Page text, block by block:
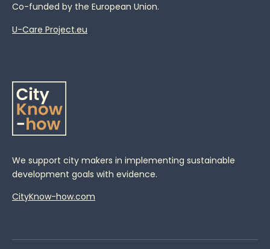
Co-funded by the European Union.
U-Care Project.eu
We support city makers in implementing sustainable
development goals with evidence.
CityKnow-how.com